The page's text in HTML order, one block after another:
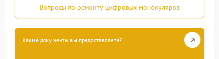
Вопросы по ремонту цифровых монокуляров
Какие документы вы предоставляете?